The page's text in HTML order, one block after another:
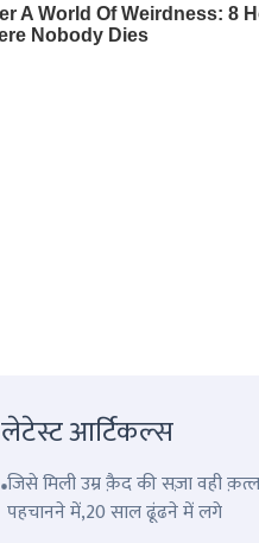
लेटेस्ट आर्टिकल्स
जिसे मिली उम्र क़ैद की सज़ा वही
पहचानने में,20 साल ढूंढने में लगे